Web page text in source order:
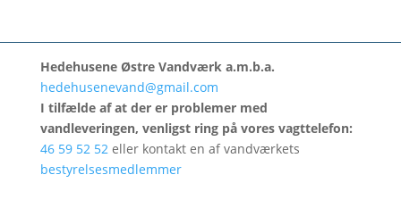
Hedehusene Østre Vandværk a.m.b.a.
hedehusenevand@gmail.com
I tilfælde af at der er problemer med
vandleveringen, venligst ring på vores vagttelefon:
46 59 52 52eller kontakt en af vandværkets
bestyrelsesmedlemmer